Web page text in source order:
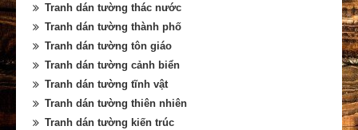
Tranh dán tường thác nước
Tranh dán tường thành phố
Tranh dán tường tôn giáo
Tranh dán tường cảnh biển
Tranh dán tường tĩnh vật
Tranh dán tường thiên nhiên
Tranh dán tường kiến trúc